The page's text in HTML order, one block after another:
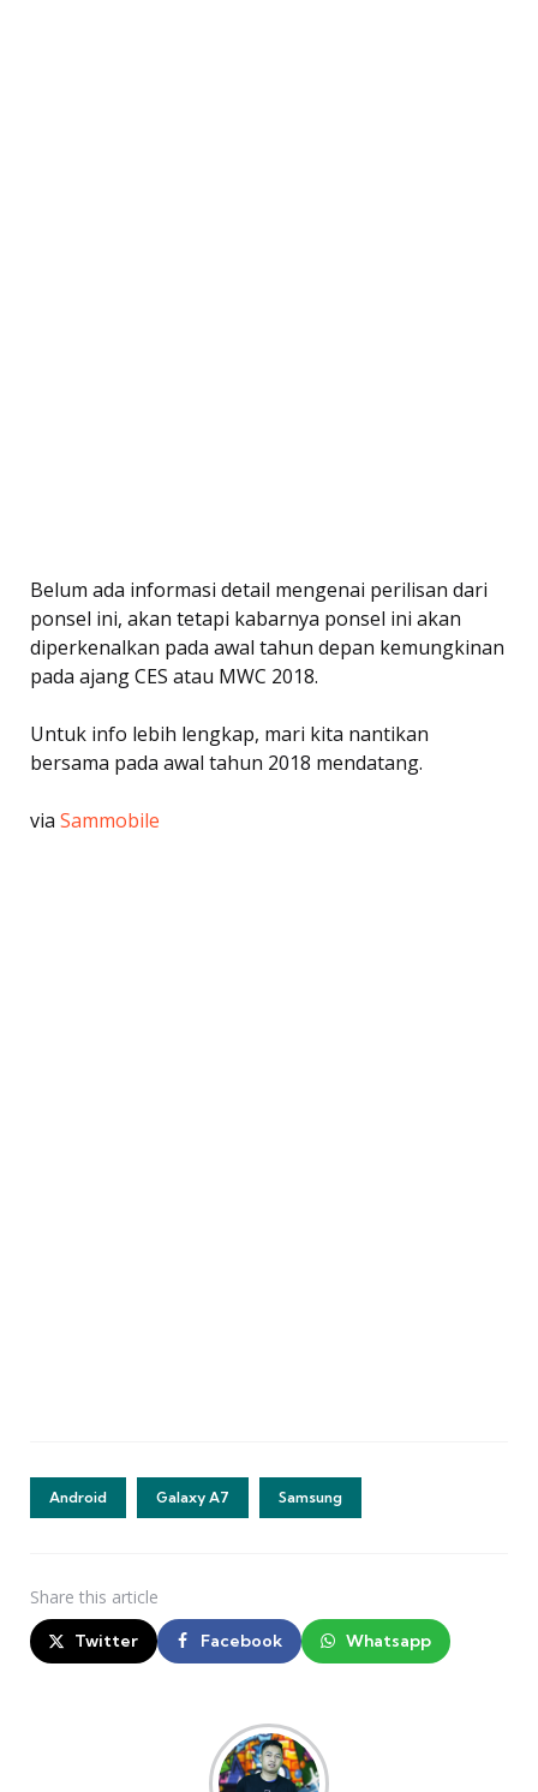
Belum ada informasi detail mengenai perilisan dari
ponsel ini, akan tetapi kabarnya ponsel ini akan
diperkenalkan pada awal tahun depan kemungkinan
pada ajang CES atau MWC 2018.
Untuk info lebih lengkap, mari kita nantikan
bersama pada awal tahun 2018 mendatang.
via Sammobile
Android Galaxy A7 Samsung
Share this article
Twitter Facebook Whatsapp